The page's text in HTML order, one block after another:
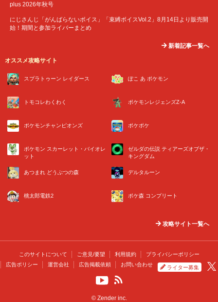
plus 2026年秋号
にじさんじ「がんばらないボイス」「束縛ボイスVol.2」8月14日より販売開
始！期間と参加ライバーまとめ
新着記事一覧へ
オススメ攻略サイト
スプラトゥーン レイダース ぽこ あ ポケモン
トモコレわくわく ポケモンレジェンズZ-A
ポケモンチャンピオンズ ポケポケ
ポケモン スカーレット・バイオレ
ット
ゼルダの伝説 ティアーズオブザ・
キングダム
あつまれ どうぶつの森 デルタルーン
桃太郎電鉄2 ポケ森 コンプリート
攻略サイト一覧へ
このサイトについて ご意見/要望 利用規約
プライバシーポリシー
広告ポリシー
運営会社 広告掲載依頼 お問い合わせ ライター募集
© Zender inc.